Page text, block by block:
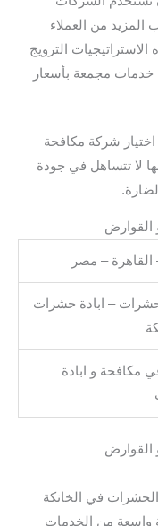
المزيد من العملاء
الترويج
مجمعة بأسعار
شركة مكافحة
لا تتساهل في جودة
القوارض
القاهرة – مصر
– ابادة حشرات
مكافحة و ابادة
القوارض
في الخانكة
واسعة من الخدمات